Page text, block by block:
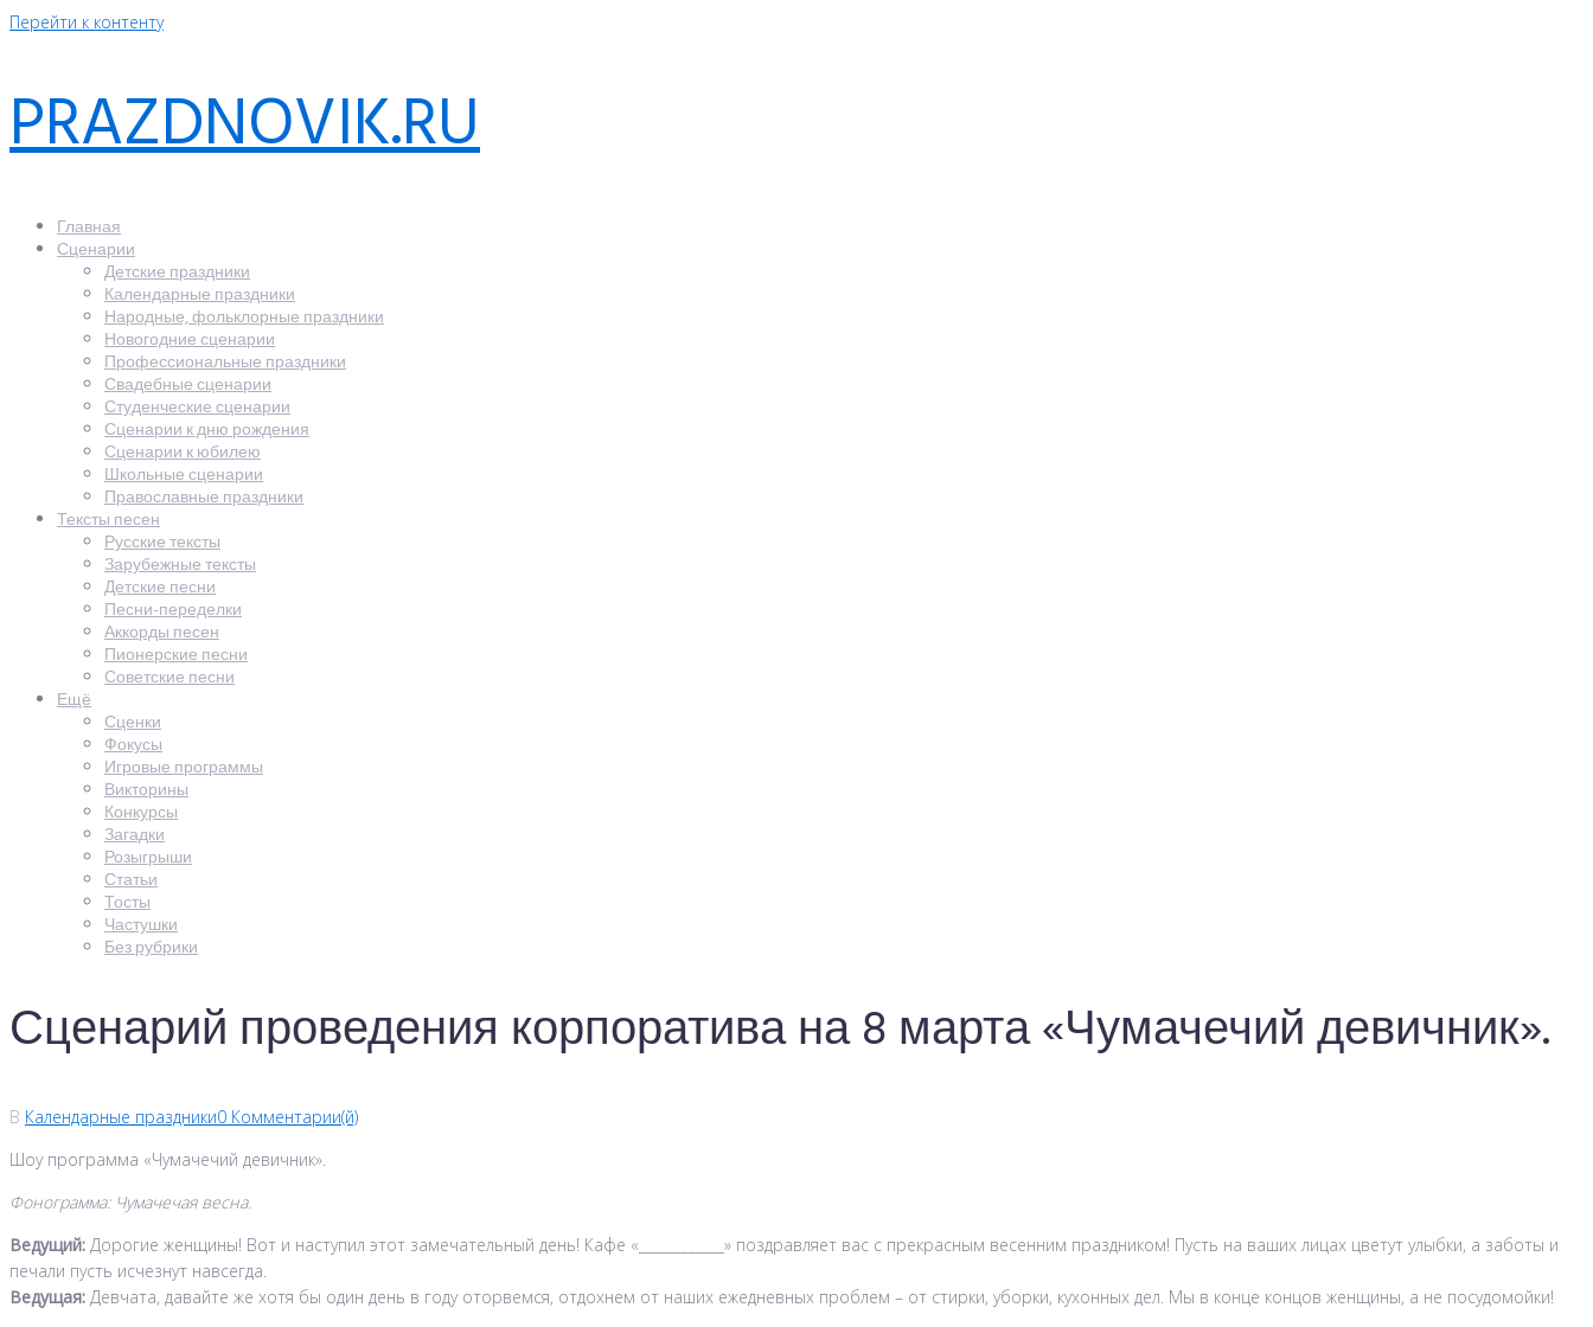
Перейти к контенту
PRAZDNOVIK.RU
Главная
Сценарии
Детские праздники
Календарные праздники
Народные, фольклорные праздники
Новогодние сценарии
Профессиональные праздники
Свадебные сценарии
Студенческие сценарии
Сценарии к дню рождения
Сценарии к юбилею
Школьные сценарии
Православные праздники
Тексты песен
Русские тексты
Зарубежные тексты
Детские песни
Песни-переделки
Аккорды песен
Пионерские песни
Советские песни
Ещё
Сценки
Фокусы
Игровые программы
Викторины
Конкурсы
Загадки
Розыгрыши
Статьи
Тосты
Частушки
Без рубрики
Сценарий проведения корпоратива на 8 марта «Чумачечий девичник».
В Календарные праздники0 Комментарии(й)
Шоу программа «Чумачечий девичник».
Фонограмма: Чумачечая весна.
Ведущий: Дорогие женщины! Вот и наступил этот замечательный день! Кафе «____________» поздравляет вас с прекрасным весенним праздником! Пусть на ваших лицах цветут улыбки, а заботы и
печали пусть исчезнут навсегда.
Ведущая: Девчата, давайте же хотя бы один день в году оторвемся, отдохнем от наших ежедневных проблем – от стирки, уборки, кухонных дел. Мы в конце концов женщины, а не посудомойки!